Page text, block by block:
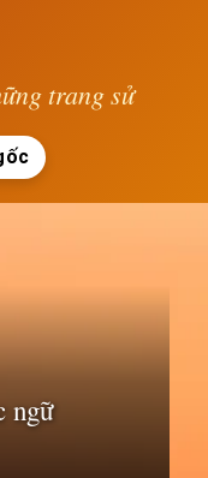
trang sử
ngữ